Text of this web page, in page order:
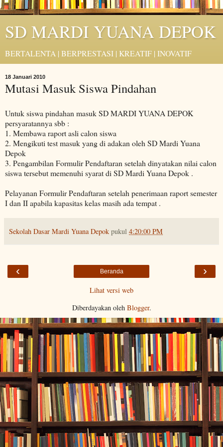
SD MARDI YUANA DEPOK
BERTALENTA | BERPRESTASI | KREATIF | INOVATIF
18 Januari 2010
Mutasi Masuk Siswa Pindahan
Untuk siswa pindahan masuk SD MARDI YUANA DEPOK
persyaratannya sbb :
1. Membawa raport asli calon siswa
2. Mengikuti test masuk yang di adakan oleh SD Mardi Yuana
Depok
3. Pengambilan Formulir Pendaftaran setelah dinyatakan nilai calon
siswa tersebut memenuhi syarat di SD Mardi Yuana Depok .
Pelayanan Formulir Pendaftaran setelah penerimaan raport semester
I dan II apabila kapasitas kelas masih ada tempat .
Sekolah Dasar Mardi Yuana Depok pukul 4:20:00 PM
‹ ›
Beranda
Lihat versi web
Diberdayakan oleh Blogger.